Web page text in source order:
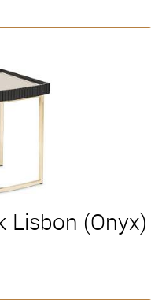
(Onyx)